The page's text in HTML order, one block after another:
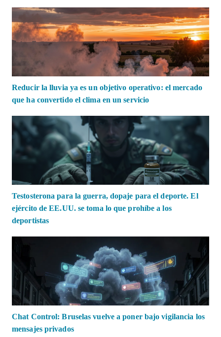
Reducir la lluvia ya es un objetivo operativo: el mercado
que ha convertido el clima en un servicio
Testosterona para la guerra, dopaje para el deporte. El
ejército de EE.UU. se toma lo que prohíbe a los
deportistas
Chat Control: Bruselas vuelve a poner bajo vigilancia los
mensajes privados